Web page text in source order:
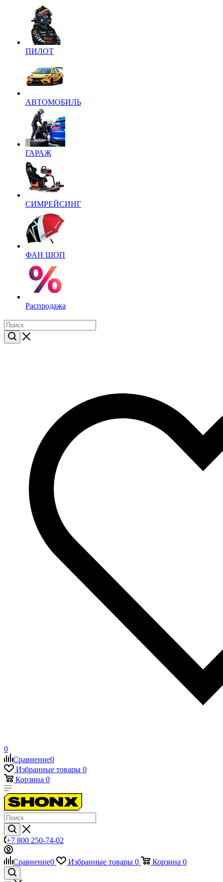
ПИЛОТ
АВТОМОБИЛЬ
ГАРАЖ
СИМРЕЙСИНГ
ФАН ШОП
Распродажа
0
Сравнение0
Избранные товары 0
Корзина 0
+7 800 250-74-02
Сравнение0 Избранные товары 0 Корзина 0